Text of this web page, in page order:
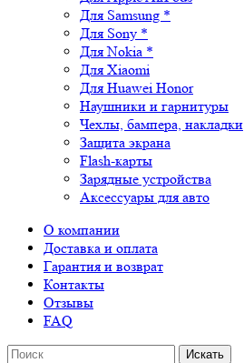
Для Samsung *
Для Sony *
Для Nokia *
Для Xiaomi
Для Huawei Honor
Наушники и гарнитуры
Чехлы, бампера, накладки
Защита экрана
Flash-карты
Зарядные устройства
Аксессуары для авто
О компании
Доставка и оплата
Гарантия и возврат
Контакты
Отзывы
FAQ